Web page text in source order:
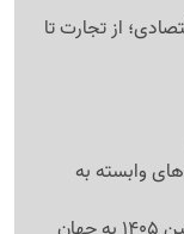
از تجارت تا
وابسته به